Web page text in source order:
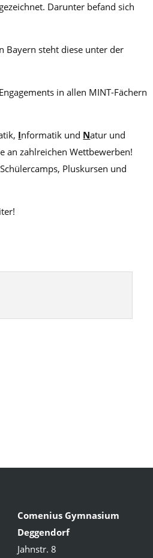
Darunter befand sich
Bayern steht diese unter der
in allen MINT-Fächern
Informatik und Natur und
an zahlreichen Wettbewerben!
Pluskursen und
Comenius Gymnasium
Deggendorf
Jahnstr. 8